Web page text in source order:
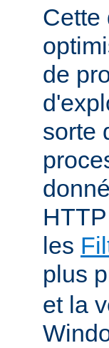
Cette
de
sorte
les
plus
et la